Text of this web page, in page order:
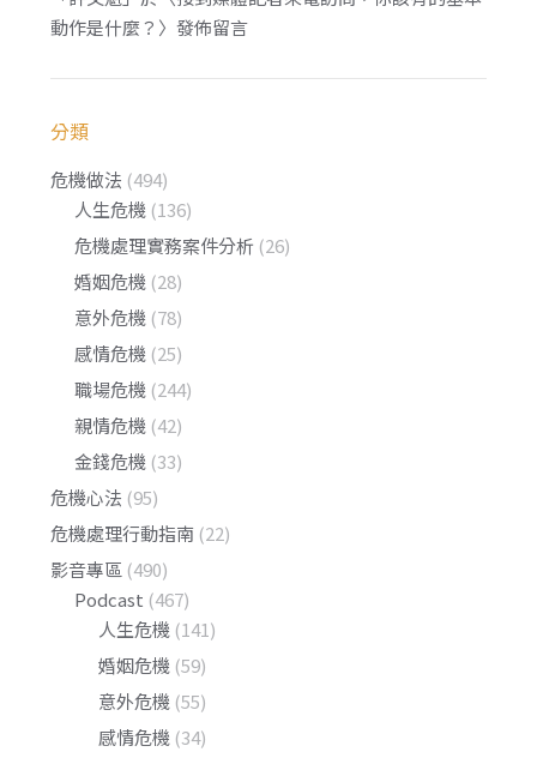
動作是什麼？ 〉發佈留言
分類
危機做法 (494)
人生危機 (136)
危機處理實務案件分析 (26)
婚姻危機 (28)
意外危機 (78)
感情危機 (25)
職場危機 (244)
親情危機 (42)
金錢危機 (33)
危機心法 (95)
危機處理行動指南 (22)
影音專區 (490)
Podcast (467)
人生危機 (141)
婚姻危機 (59)
意外危機 (55)
感情危機 (34)